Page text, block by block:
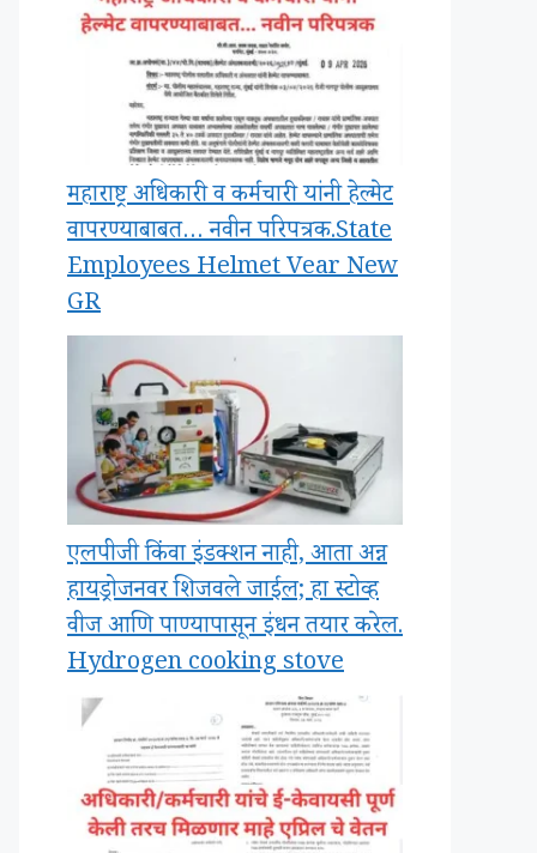
महाराष्ट्र अधिकारी व कर्मचारी यांनी हेल्मेट
वापरण्याबाबत… नवीन परिपत्रक.State
Employees Helmet Vear New
GR
एलपीजी किंवा इंडक्शन नाही, आता अन्न
हायड्रोजनवर शिजवले जाईल; हा स्टोव्ह
वीज आणि पाण्यापासून इंधन तयार करेल.
Hydrogen cooking stove